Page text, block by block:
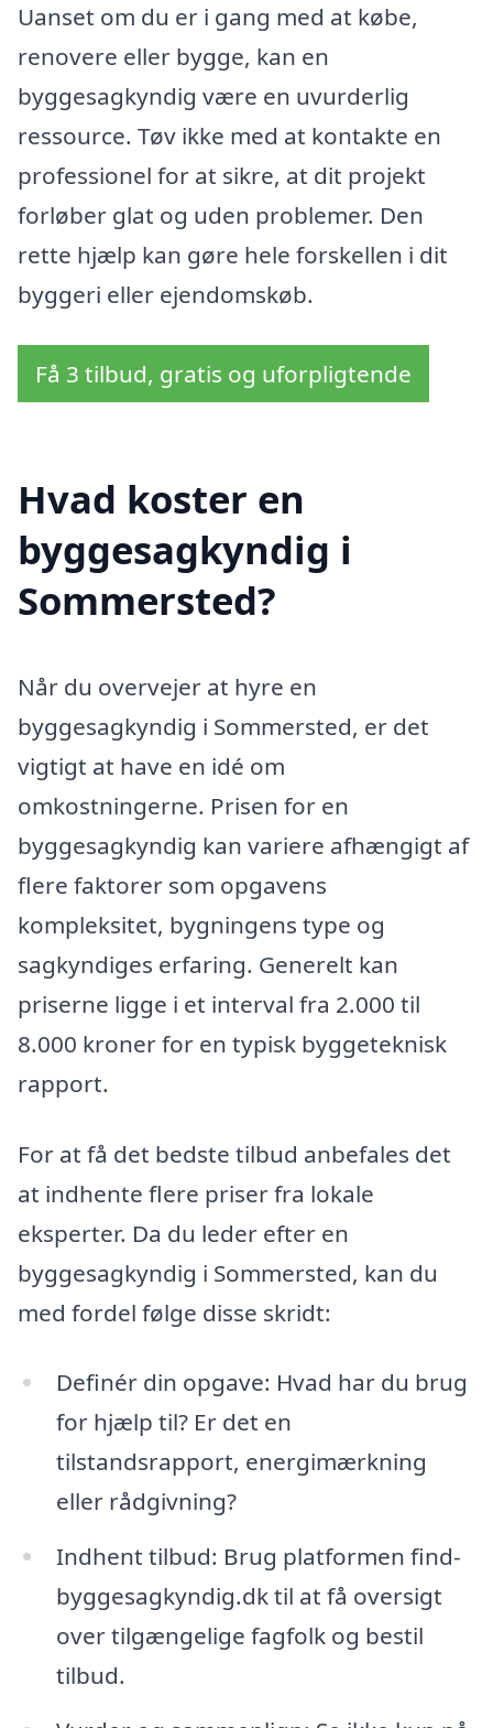
Uanset om du er i gang med at købe,
renovere eller bygge, kan en
byggesagkyndig være en uvurderlig
ressource. Tøv ikke med at kontakte en
professionel for at sikre, at dit projekt
forløber glat og uden problemer. Den
rette hjælp kan gøre hele forskellen i dit
byggeri eller ejendomskøb.
Få 3 tilbud, gratis og uforpligtende
Hvad koster en
byggesagkyndig i
Sommersted?
Når du overvejer at hyre en
byggesagkyndig i Sommersted, er det
vigtigt at have en idé om
omkostningerne. Prisen for en
byggesagkyndig kan variere afhængigt af
flere faktorer som opgavens
kompleksitet, bygningens type og
sagkyndiges erfaring. Generelt kan
priserne ligge i et interval fra 2.000 til
8.000 kroner for en typisk byggeteknisk
rapport.
For at få det bedste tilbud anbefales det
at indhente flere priser fra lokale
eksperter. Da du leder efter en
byggesagkyndig i Sommersted, kan du
med fordel følge disse skridt:
Definér din opgave: Hvad har du brug
for hjælp til? Er det en
tilstandsrapport, energimærkning
eller rådgivning?
Indhent tilbud: Brug platformen find-
byggesagkyndig.dk til at få oversigt
over tilgængelige fagfolk og bestil
tilbud.